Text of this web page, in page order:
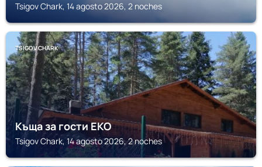
Tsigov Chark, 14 agosto 2026, 2 noches
TSIGOV CHARK
Къща за гости ЕКО
Tsigov Chark, 14 agosto 2026, 2 noches